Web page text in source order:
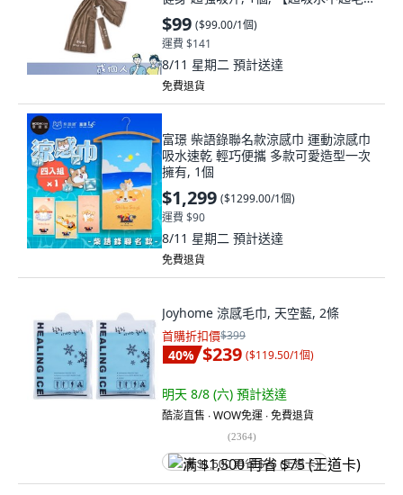
動長毛巾】咖啡色
$99 ($99.00/1個)
運費 $141
8/11 星期二 預計送達
免費退貨
富璟 柴語錄聯名款涼感巾 運動涼感巾
吸水速乾 輕巧便攜 多款可愛造型一次
擁有, 1個
$1,299 ($1299.00/1個)
運費 $90
8/11 星期二 預計送達
免費退貨
Joyhome 涼感毛巾, 天空藍, 2條
首購折扣價$399
40% $239 ($119.50/1個)
明天 8/8 (六) 預計送達
酷澎直售 ∙ WOW免運 ∙ 免費退貨
(2364)
满 $1,500 再省 $75 (王道卡)